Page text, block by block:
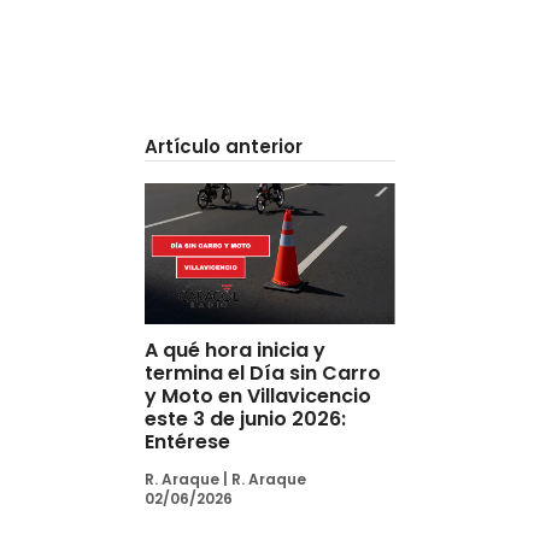
Artículo anterior
A qué hora inicia y
termina el Día sin Carro
y Moto en Villavicencio
este 3 de junio 2026:
Entérese
R. Araque
R. Araque
02/06/2026